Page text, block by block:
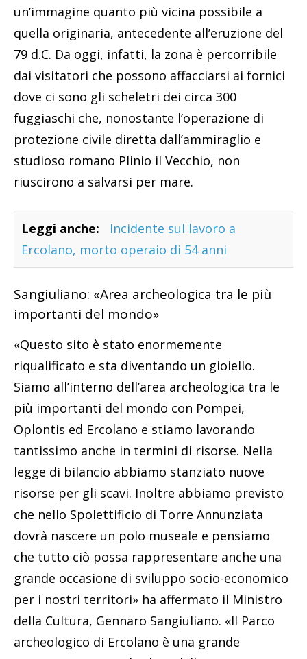
un’immagine quanto più vicina possibile a
quella originaria, antecedente all’eruzione del
79 d.C. Da oggi, infatti, la zona è percorribile
dai visitatori che possono affacciarsi ai fornici
dove ci sono gli scheletri dei circa 300
fuggiaschi che, nonostante l’operazione di
protezione civile diretta dall’ammiraglio e
studioso romano Plinio il Vecchio, non
riuscirono a salvarsi per mare.
Leggi anche:
Incidente sul lavoro a
Ercolano, morto operaio di 54 anni
Sangiuliano: «Area archeologica tra le più
importanti del mondo»
«Questo sito è stato enormemente
riqualificato e sta diventando un gioiello.
Siamo all’interno dell’area archeologica tra le
più importanti del mondo con Pompei,
Oplontis ed Ercolano e stiamo lavorando
tantissimo anche in termini di risorse. Nella
legge di bilancio abbiamo stanziato nuove
risorse per gli scavi. Inoltre abbiamo previsto
che nello Spolettificio di Torre Annunziata
dovrà nascere un polo museale e pensiamo
che tutto ciò possa rappresentare anche una
grande occasione di sviluppo socio-economico
per i nostri territori» ha affermato il Ministro
della Cultura, Gennaro Sangiuliano. «Il Parco
archeologico di Ercolano è una grande